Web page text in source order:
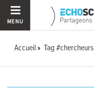
MENU
Accueil Tag #chercheurs